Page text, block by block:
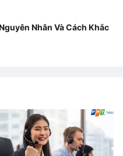
Nhân Và Cách Khắc